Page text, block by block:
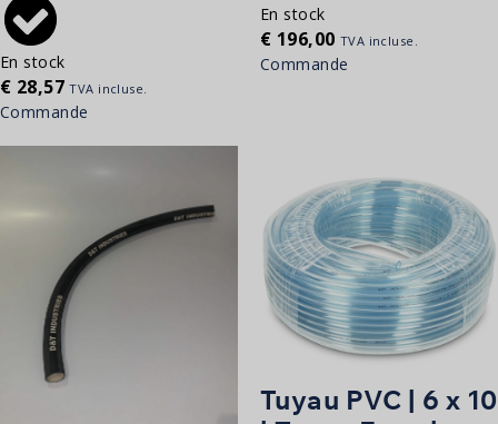
En stock
€ 28,57 TVA incluse.
Commande
En stock
€ 196,00 TVA incluse.
Commande
Tuyau PVC | 6 x 10